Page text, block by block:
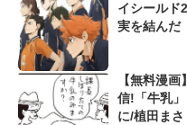
イシールド
実を結んだ
【無料漫
信!「牛乳
に/植田まさ